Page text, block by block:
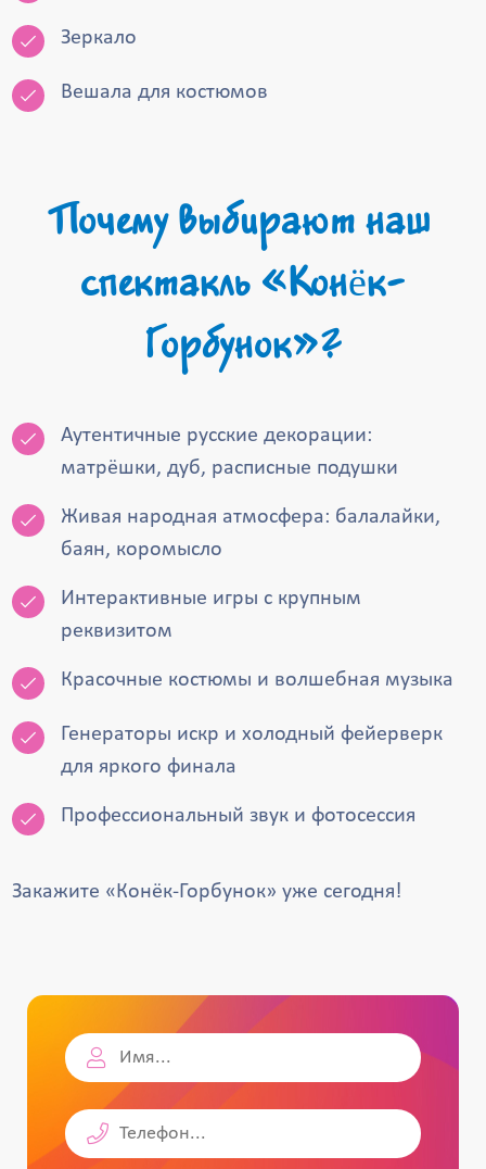
Зеркало
Вешала для костюмов
Почему выбирают наш
спектакль «Конёк-
Горбунок»?
Аутентичные русские декорации:
матрёшки, дуб, расписные подушки
Живая народная атмосфера: балалайки,
баян, коромысло
Интерактивные игры с крупным
реквизитом
Красочные костюмы и волшебная музыка
Генераторы искр и холодный фейерверк
для яркого финала
Профессиональный звук и фотосессия
Закажите «Конёк-Горбунок» уже сегодня!